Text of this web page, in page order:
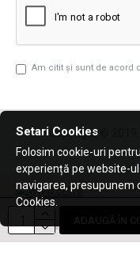
ADAUGĂ ÎN
Am citit şi sunt de acord
Copyright ©
Setari Cookies
Folosim cookie-uri
experiență pe website-
navigarea, presupunem
Cookies.